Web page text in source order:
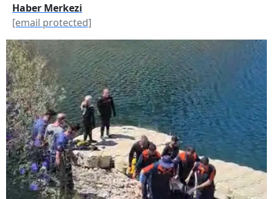
Haber Merkezi
[email protected]